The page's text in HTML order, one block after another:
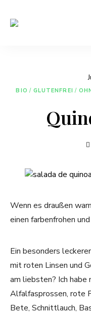
BIO / GLUTENFREI /
Wenn es draußen
einen farbenfrohen
Ein besonders
mit roten Linsen und
am liebsten? Ich
Alfalfasprossen, rote
Bete, Schnittlauch,